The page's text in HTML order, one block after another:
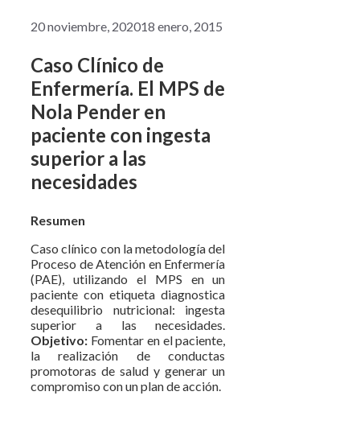
20 noviembre, 202018 enero, 2015
Caso Clínico de
Enfermería. El MPS de
Nola Pender en
paciente con ingesta
superior a las
necesidades
Resumen
Caso clínico con la metodología del
Proceso de Atención en Enfermería
(PAE), utilizando el MPS en un
paciente con etiqueta diagnostica
desequilibrio nutricional: ingesta
superior a las necesidades.
Objetivo: Fomentar en el paciente,
la realización de conductas
promotoras de salud y generar un
compromiso con un plan de acción.